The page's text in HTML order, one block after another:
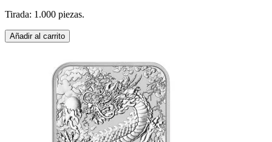
Tirada: 1.000 piezas.
Añadir al carrito